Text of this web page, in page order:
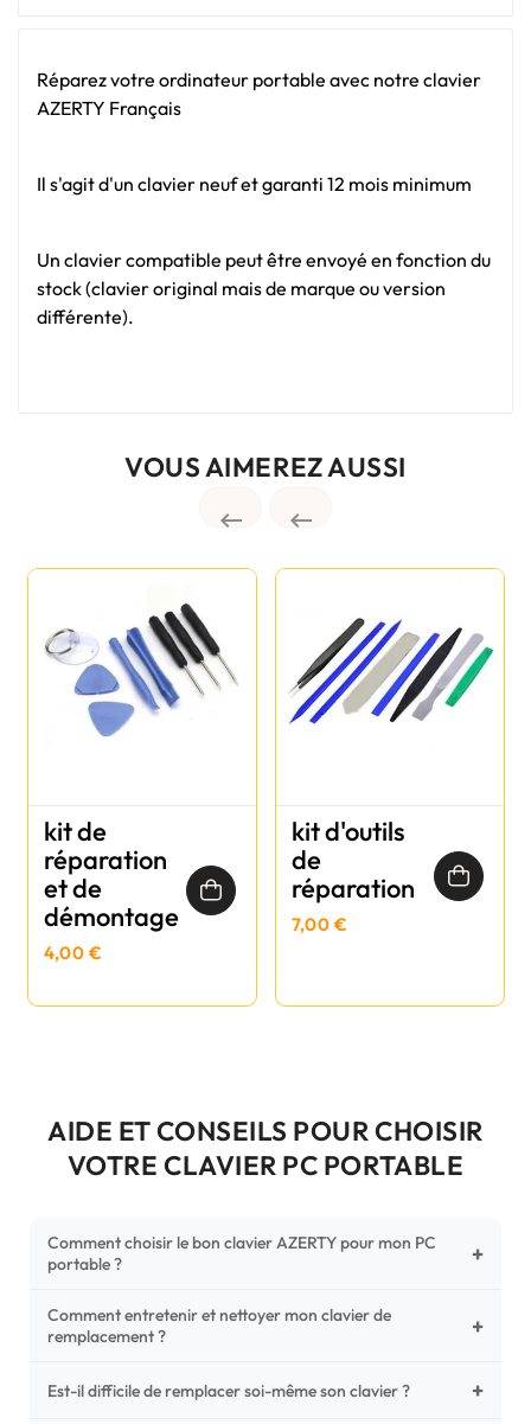
Réparez votre ordinateur portable avec notre clavier
AZERTY Français
Il s'agit d'un clavier neuf et garanti 12 mois minimum
Un clavier compatible peut être envoyé en fonction du
stock (clavier original mais de marque ou version
différente).
VOUS AIMEREZ AUSSI
 
kit de
réparation
et de
démontage
4,00 €
kit d'outils
de
réparation
7,00 €
AIDE ET CONSEILS POUR CHOISIR
VOTRE CLAVIER PC PORTABLE
Comment choisir le bon clavier AZERTY pour mon PC
portable ?
+
Pour ne pas vous tromper, vérifiez trois points critiques sur
votre clavier d'origine : la disposition (AZERTY Français), la
photos HD) et l'emplacement des fixations (vis ou clips) au
Comment entretenir et nettoyer mon clavier de
remplacement ?
+
Un entretien régulier prolonge la vie de vos touches.
Est-il difficile de remplacer soi-même son clavier ? +